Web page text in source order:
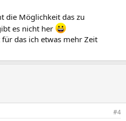
die Möglichkeit das zu
es nicht her
das ich etwas mehr Zeit
#4